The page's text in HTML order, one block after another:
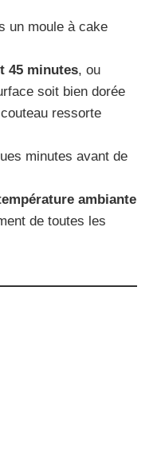
un moule à cake
45 minutes, ou
soit bien dorée
ressorte
minutes avant de
ambiante
de toutes les